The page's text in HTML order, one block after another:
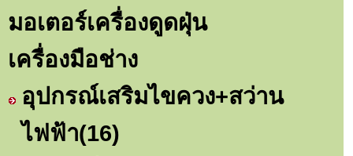
มอเตอร์เครื่องดูดฝุ่น
เครื่องมือช่าง
อุปกรณ์เสริมไขควง+สว่าน
ไฟฟ้า(16)